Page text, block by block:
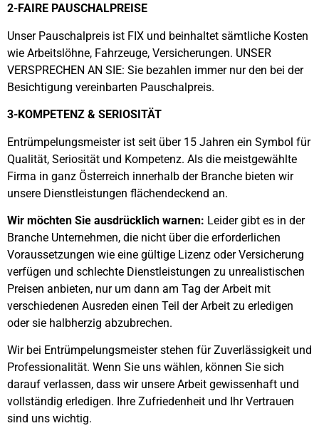
2-FAIRE PAUSCHALPREISE
Unser Pauschalpreis ist FIX und beinhaltet sämtliche Kosten
wie Arbeitslöhne, Fahrzeuge, Versicherungen. UNSER
VERSPRECHEN AN SIE: Sie bezahlen immer nur den bei der
Besichtigung vereinbarten Pauschalpreis.
3-KOMPETENZ & SERIOSITÄT
Entrümpelungsmeister ist seit über 15 Jahren ein Symbol für
Qualität, Seriosität und Kompetenz. Als die meistgewählte
Firma in ganz Österreich innerhalb der Branche bieten wir
unsere Dienstleistungen flächendeckend an.
Wir möchten Sie ausdrücklich warnen: Leider gibt es in der
Branche Unternehmen, die nicht über die erforderlichen
Voraussetzungen wie eine gültige Lizenz oder Versicherung
verfügen und schlechte Dienstleistungen zu unrealistischen
Preisen anbieten, nur um dann am Tag der Arbeit mit
verschiedenen Ausreden einen Teil der Arbeit zu erledigen
oder sie halbherzig abzubrechen.
Wir bei Entrümpelungsmeister stehen für Zuverlässigkeit und
Professionalität. Wenn Sie uns wählen, können Sie sich
darauf verlassen, dass wir unsere Arbeit gewissenhaft und
vollständig erledigen. Ihre Zufriedenheit und Ihr Vertrauen
sind uns wichtig.